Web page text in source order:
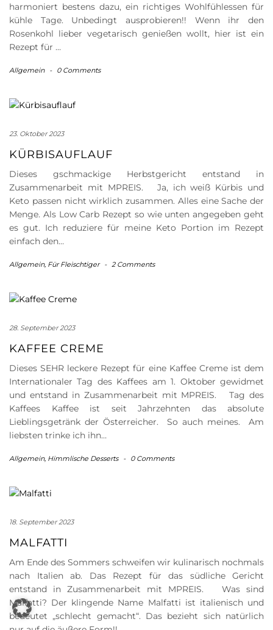
harmoniert bestens dazu, ein richtiges Wohlfühlessen für
kühle Tage. Unbedingt ausprobieren!! Wenn ihr den
Rosenkohl lieber vegetarisch genießen wollt, hier ist ein
Rezept für …
Allgemein - 0 Comments
23. Oktober 2023
KÜRBISAUFLAUF
Dieses gschmackige Herbstgericht entstand in
Zusammenarbeit mit MPREIS. Ja, ich weiß Kürbis und
Keto passen nicht wirklich zusammen. Alles eine Sache der
Menge. Als Low Carb Rezept so wie unten angegeben geht
es gut. Ich reduziere für meine Keto Portion im Rezept
einfach den…
Allgemein, Für Fleischtiger - 2 Comments
28. September 2023
KAFFEE CREME
Dieses SEHR leckere Rezept für eine Kaffee Creme ist dem
Internationaler Tag des Kaffees am 1. Oktober gewidmet
und entstand in Zusammenarbeit mit MPREIS. Tag des
Kaffees Kaffee ist seit Jahrzehnten das absolute
Lieblingsgetränk der Österreicher. So auch meines. Am
liebsten trinke ich ihn…
Allgemein, Himmlische Desserts - 0 Comments
18. September 2023
MALFATTI
Am Ende des Sommers schweifen wir kulinarisch nochmals
nach Italien ab. Das Rezept für das südliche Gericht
entstand in Zusammenarbeit mit MPREIS. Was sind
Malfatti? Der klingende Name Malfatti ist italienisch und
bedeutet „schlecht gemacht“. Das bezieht sich natürlich